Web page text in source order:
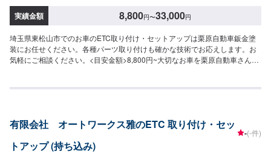
実績金額 8,800円〜33,000円
埼玉県東松山市でのお車のETC取り付け・セットアップは栗原自動車鈑金塗
装にお任せください。各種パーツ取り付けも確かな技術でお応えします。お
気軽にご相談ください。<目安金額>8,800円~大切なお車を栗原自動車さんへ
満足な仕上がりを常にご提供できるよう研鑽努力し、安心運転のための整
広く支えてまいります。オイル交換や車検、タイヤ交換などの基本的な車の
メンテナンスも承っておりますのでお困りの際はお気軽にご相談ください！
有限会社 オートワークス雅のETC 取り付け・セッ
トアップ (持ち込み)
-(-件)